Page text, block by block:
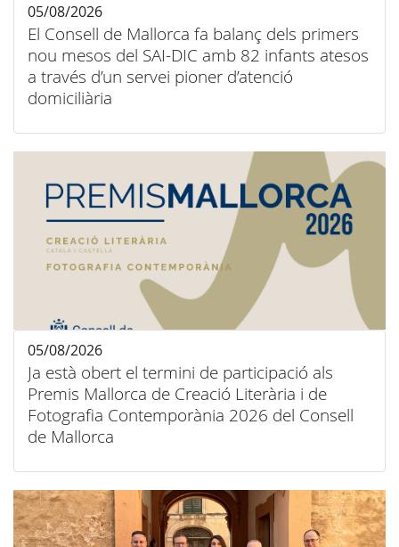
El Consell de Mallorca fa balanç dels primers
nou mesos del SAI-DIC amb 82 infants atesos
a través d’un servei pioner d’atenció
domiciliària
05/08/2026
Ja està obert el termini de participació als
Premis Mallorca de Creació Literària i de
Fotografia Contemporània 2026 del Consell
de Mallorca
05/08/2026